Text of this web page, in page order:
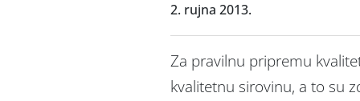
2. rujna 2013.
Za pravilnu pripremu
kvalitetnu sirovinu, a to su